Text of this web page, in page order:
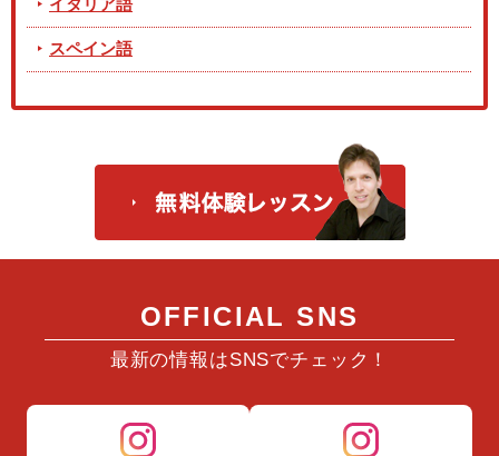
スペイン語
OFFICIAL SNS
最新の情報はSNSでチェック！